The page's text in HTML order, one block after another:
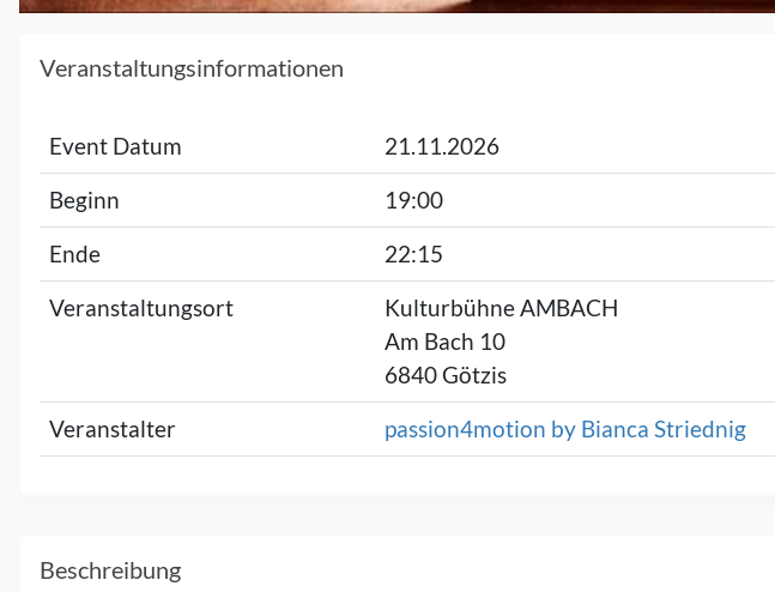
Veranstaltungsinformationen
Event Datum
21.11.2026
Beginn
19:00
Ende
22:15
Veranstaltungsort
Kulturbühne AMBACH
Am Bach 10
6840 Götzis
Veranstalter
passion4motion by Bianca Striednig
Beschreibung